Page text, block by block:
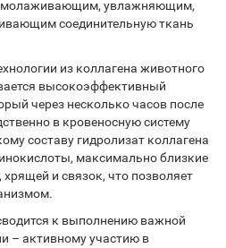
увлажняющим,
соединительную ткань
из коллагена животного
высокоэффективный
через несколько часов после
в кровеносную систему
составу гидролизат коллагена
максимально близкие
и связок, что позволяет
к выполнению важной
– активному участию в